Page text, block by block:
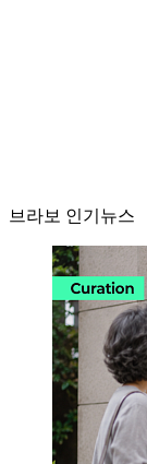
브라보 인기뉴스